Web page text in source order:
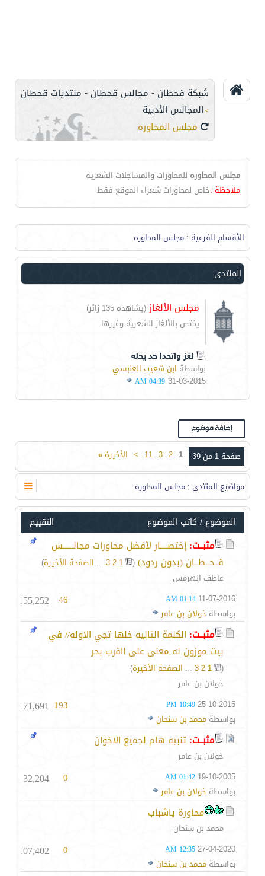
شبكة قحطان - مجالس قحطان - منتديات قحطان
> المجالس الأدبية
مجلس المحاوره
مجلس المحاوره للمحاورات والمساجلات الشعريه
ملاحظة :خاص لمحاورات شعراء الموقع فقط
الأقسام الفرعية : مجلس المحاوره
المنتدى
مجلس الألغاز (يشاهده 135 زائر)
يختص بالألغاز الشعرية وغيرها
لغز واتحدا حد يحله
بواسطة ابن شعيب العنبسي
31-03-2015
04:39 AM
صفحة 1 من 39 1
2
3
11
> الأخيرة»
مواضيع المنتدى : مجلس المحاوره
التقييم الموضوع / كاتب الموضوع
مثبــت: إختصــــار لأفضل محاورات مجالــــــس
قــحــطــان (بدون ردود) (
1
2
3
... الصفحة الأخيرة)
عاطف الهرمس
11-07-2016
01:14 AM
بواسطة خولان بن عامر
46
155,252
مثبــت: الكلمة التاليه خلها تجي الاوله// في
بيت موزون له معنى على ااقرب بحر
(
1
2
3
... الصفحة الأخيرة)
خولان بن عامر
25-10-2015
10:49 PM
بواسطة محمد بن سنحان
193
171,691
مثبــت: تنبيه هام لجميع الاخوان
خولان بن عامر
19-10-2005
01:42 AM
بواسطة خولان بن عامر
0
32,204
محاورة ياشباب
محمد بن سنحان
27-04-2020
12:35 AM
بواسطة محمد بن سنحان
0
107,402